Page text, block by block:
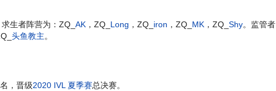
生者阵营为：ZQ_AK ，ZQ_ Long ，ZQ_ iron ，ZQ_ MK ，ZQ_Shy。监管者
头鱼教主。
，晋级2020 IVL 夏季赛总决赛。